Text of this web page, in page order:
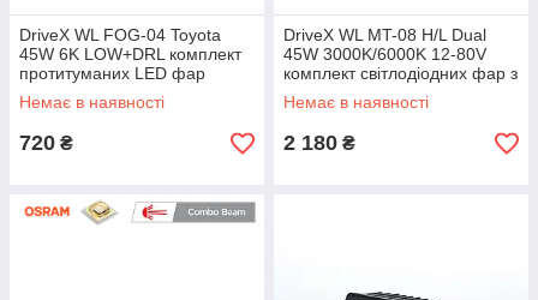
DriveX WL FOG-04 Toyota
45W 6K LOW+DRL комплект
протитуманих LED фар
Немає в наявності
720 ₴
DriveX WL MT-08 H/L Dual
45W 3000K/6000K 12-80V
комплект світлодіодних фар з
лінзою
Немає в наявності
2 180 ₴